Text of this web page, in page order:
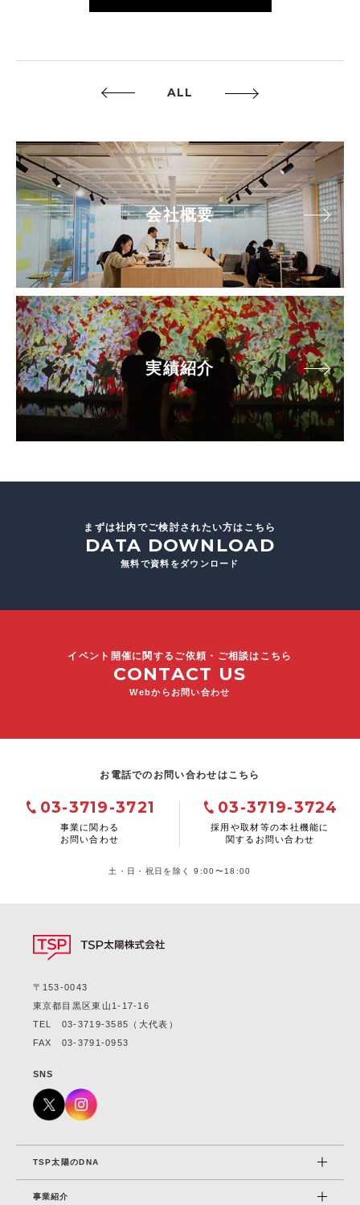
ALL
会社概要
実績紹介
まずは社内でご検討されたい方はこちら
DATA DOWNLOAD
無料で資料をダウンロード
イベント開催に関するご依頼・ご相談はこちら
CONTACT US
Webからお問い合わせ
お電話でのお問い合わせはこちら
03-3719-3721
事業に関わる
お問い合わせ
03-3719-3724
採用や取材等の本社機能に
関するお問い合わせ
土・日・祝日を除く 9:00〜18:00
〒153-0043
東京都目黒区東山1-17-16
TEL 03-3719-3585
（大代表）
FAX 03-3791-0953
SNS
TSP太陽のDNA
事業紹介